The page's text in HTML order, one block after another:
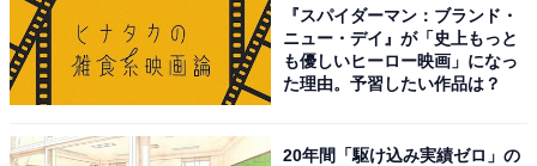
そうだから」（40代女性／鹿児島県）、「佐世保バーガ
ーや海産物など、ご当地グルメが一度に楽しめそう。観
光にも便利な場所で特産品が充実していそう」（30代女
性／秋田県）、「佐世保市の「させぼっくす99」は九十
九島の観光拠点であり、海産物や佐世保バーガーなど地
『スパイダーマン：ブランド・
ニュー・デイ』が「史上もっと
も優しいヒーロー映画」になっ
た理由。予習したい作品は？
20年間「駆け込み実績ゼロ」の